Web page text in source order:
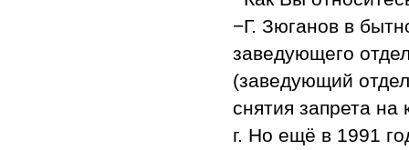
−Г. Зюганов в
заведующего
(заведующий
снятия запрета
г. Но ещё в 1991